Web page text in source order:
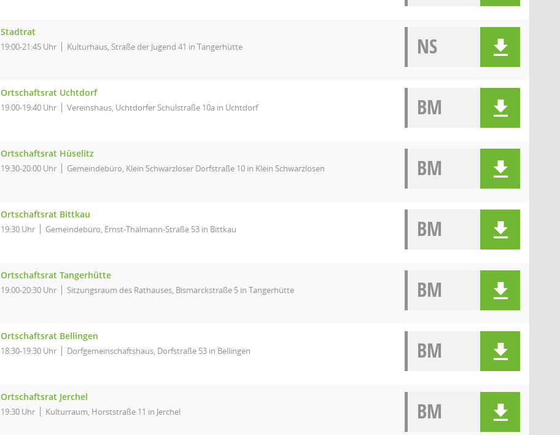
Stadtrat
19:00-21:45 Uhr Kulturhaus, Straße der Jugend 41 in Tangerhütte NS
Ortschaftsrat Uchtdorf
19:00-19:40 Uhr Vereinshaus, Uchtdorfer Schulstraße 10a in Uchtdorf BM
Ortschaftsrat Hüselitz
19:30-20:00 Uhr Gemeindebüro, Klein Schwarzloser Dorfstraße 10 in Klein Schwarzlosen BM
Ortschaftsrat Bittkau
19:30 Uhr Gemeindebüro, Ernst-Thälmann-Straße 53 in Bittkau BM
Ortschaftsrat Tangerhütte
19:00-20:30 Uhr Sitzungsraum des Rathauses, Bismarckstraße 5 in Tangerhütte BM
Ortschaftsrat Bellingen
18:30-19:30 Uhr Dorfgemeinschaftshaus, Dorfstraße 53 in Bellingen BM
Ortschaftsrat Jerchel
19:30 Uhr Kulturraum, Horststraße 11 in Jerchel BM